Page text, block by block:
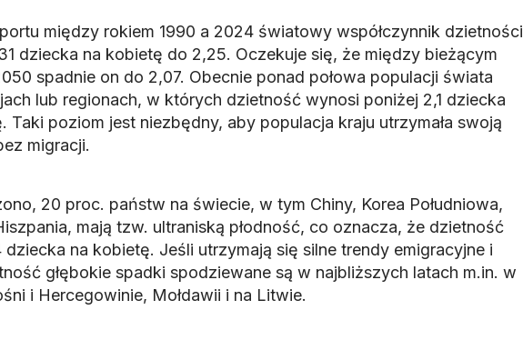
między rokiem 1990 a 2024 światowy współczynnik dzietności
dziecka na kobietę do 2,25. Oczekuje się, że między bieżącym
spadnie on do 2,07. Obecnie ponad połowa populacji świata
lub regionach, w których dzietność wynosi poniżej 2,1 dziecka
Taki poziom jest niezbędny, aby populacja kraju utrzymała swoją
migracji.
20 proc. państw na świecie, w tym Chiny, Korea Południowa,
mają tzw. ultraniską płodność, co oznacza, że dzietność
dziecka na kobietę. Jeśli utrzymają się silne trendy emigracyjne i
głębokie spadki spodziewane są w najbliższych latach m.in. w
i Hercegowinie, Mołdawii i na Litwie.